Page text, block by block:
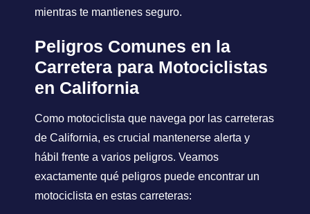
mientras te mantienes seguro.
Peligros Comunes en la
Carretera para Motociclistas
en California
Como motociclista que navega por las carreteras
de California, es crucial mantenerse alerta y
hábil frente a varios peligros. Veamos
exactamente qué peligros puede encontrar un
motociclista en estas carreteras: